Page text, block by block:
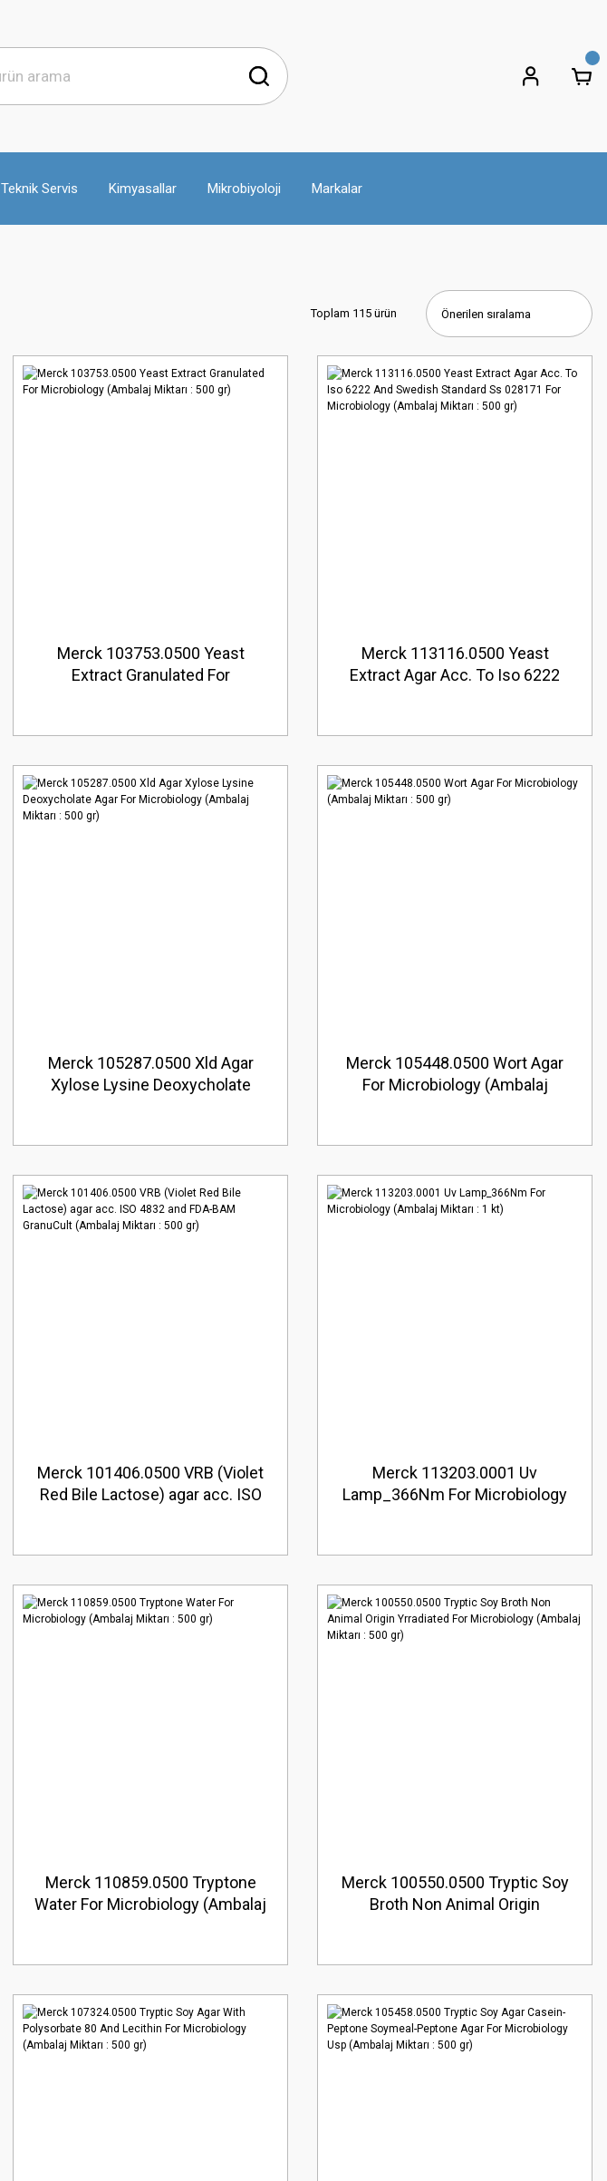
Teknik Servis Kimyasallar Mikrobiyoloji Markalar
Toplam 115 ürün
Merck 103753.0500 Yeast
Extract Granulated For
Merck 113116.0500 Yeast
Extract Agar Acc. To Iso 6222
(Ambalaj Miktarı : 500 gr)
Merck 105287.0500 Xld Agar
Xylose Lysine Deoxycholate
Merck 105448.0500 Wort Agar
For Microbiology (Ambalaj
Merck 101406.0500 VRB (Violet
Red Bile Lactose) agar acc. ISO
Merck 113203.0001 Uv
Lamp_366Nm For Microbiology
Merck 110859.0500 Tryptone
Water For Microbiology (Ambalaj
Merck 100550.0500 Tryptic Soy
Broth Non Animal Origin